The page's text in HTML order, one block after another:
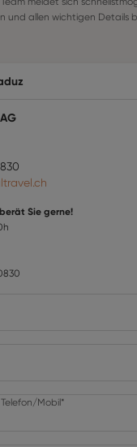
und allen wichtigen Details
Sie gerne!
Telefon/Mobil*